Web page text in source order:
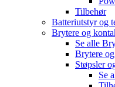
Tilbehør
Batteriutstyr og
Brytere og
Se alle
Brytere
Støpsler
Se